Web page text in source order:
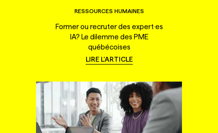
RESSOURCES HUMAINES
Former ou recruter des expert·es
IA? Le dilemme des PME
québécoises
LIRE L'ARTICLE